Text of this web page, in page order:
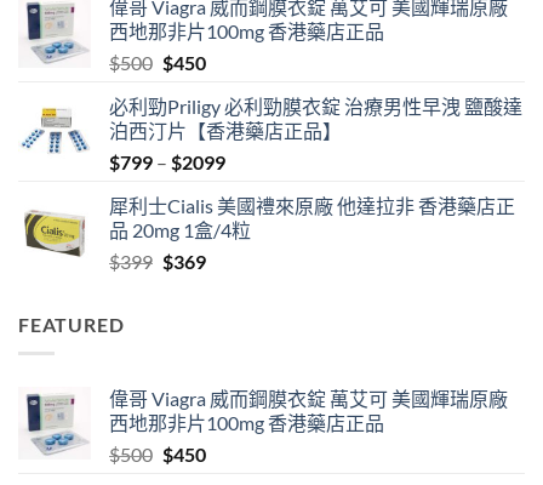
$489
through
偉哥 Viagra 威而鋼膜衣錠 萬艾可 美國輝瑞原廠
西地那非片100mg 香港藥店正品
$500 Original
was:
$500.
$450Current
is:
$450.
必利勁Priligy 必利勁膜衣錠 治療男性早洩 鹽酸達
泊西汀片【香港藥店正品】
$799 – $2099Price
$799
through
犀利士Cialis 美國禮來原廠 他達拉非 香港藥店正
品 20mg 1盒/4粒
$399 Original
$369Current
FEATURED
偉哥 Viagra 威而鋼膜衣錠 萬艾可 美國輝瑞原廠
西地那非片100mg 香港藥店正品
$500 Original
$450Current